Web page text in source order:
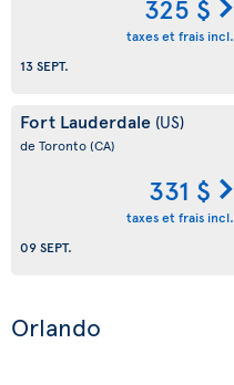
325 $
taxes et frais incl.
13 SEPT.
Fort Lauderdale (US)
de Toronto(CA)
331 $
taxes et frais incl.
09 SEPT.
Orlando